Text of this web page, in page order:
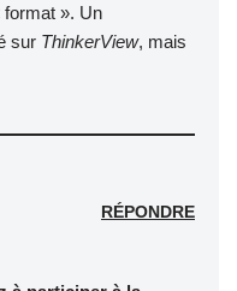
format ». Un
sur ThinkerView, mais
RÉPONDRE